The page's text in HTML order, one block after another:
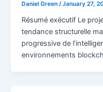
Daniel Green/January 27,
Résumé exécutif Le
tendance structurelle
progressive de
environnements